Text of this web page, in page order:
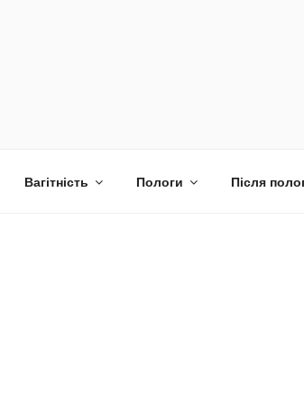
Вагітність Пологи Після